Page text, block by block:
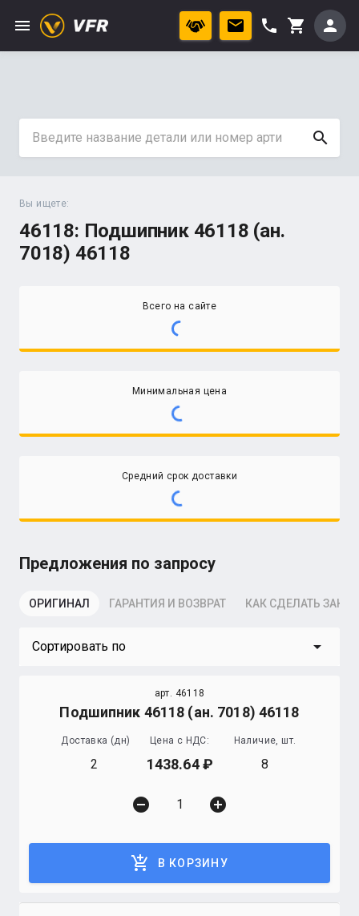
menu phone shopping_cart person
search
Вы ищете:
46118: Подшипник 46118 (ан.
7018) 46118
Всего на сайте
Минимальная цена
Средний срок доставки
Предложения по запросу
ОРИГИНАЛ ГАРАНТИЯ И ВОЗВРАТ КАК СДЕЛАТЬ
Сортировать по arrow_drop_down
арт. 46118
Подшипник 46118 (ан. 7018) 46118
Доставка (дн)
2
Цена с НДС:
1438.64
Наличие, шт.
8
remove_circle add_circle
add_shopping_cart В КОРЗИНУ